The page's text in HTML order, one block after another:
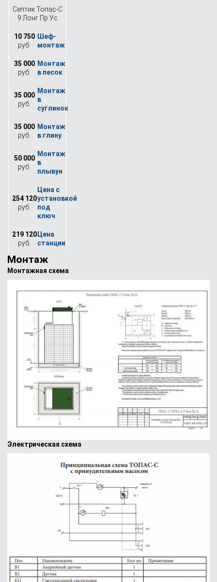
Септик Топас-С
9 Лонг Пр Ус
10 750
руб.
35 000
руб.
35 000
руб.
35 000
руб.
50 000
руб.
254 120
руб.
219 120
руб.
Монтаж
Монтажная схема
Электрическая схема